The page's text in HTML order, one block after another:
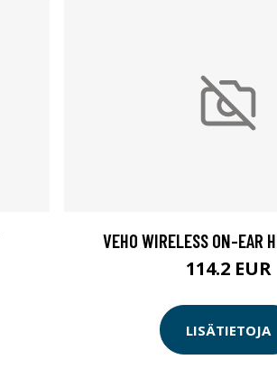
VEHO WIRELESS ON-EAR
114.2 EUR
LISÄTIETOJA